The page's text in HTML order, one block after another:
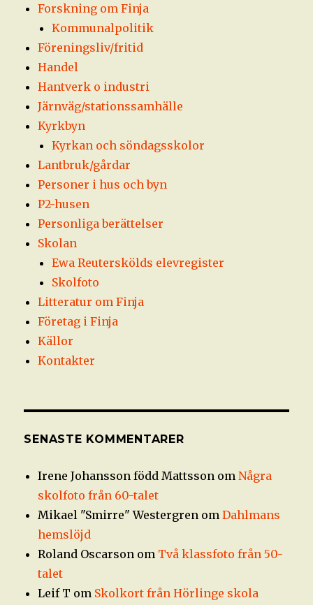
Forskning om Finja
Kommunalpolitik
Föreningsliv/fritid
Handel
Hantverk o industri
Järnväg/stationssamhälle
Kyrkbyn
Kyrkan och söndagsskolor
Lantbruk/gårdar
Personer i hus och byn
P2-husen
Personliga berättelser
Skolan
Ewa Reuterskölds elevregister
Skolfoto
Litteratur om Finja
Företag i Finja
Källor
Kontakter
SENASTE KOMMENTARER
Irene Johansson född Mattsson omNågra
skolfoto från 60-talet
Mikael "Smirre" Westergren omDahlmans
hemslöjd
Roland Oscarson om Två klassfoto från 50-
talet
Leif T om Skolkort från Hörlinge skola